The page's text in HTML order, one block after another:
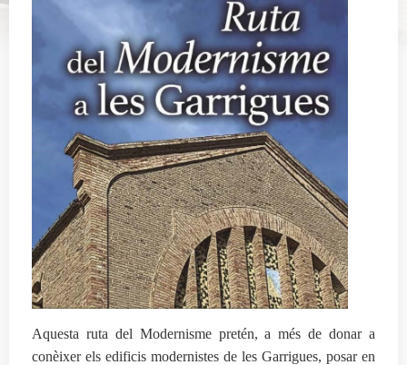
Aquesta ruta del Modernisme pretén, a més de donar a
conèixer els edificis modernistes de les Garrigues, posar en